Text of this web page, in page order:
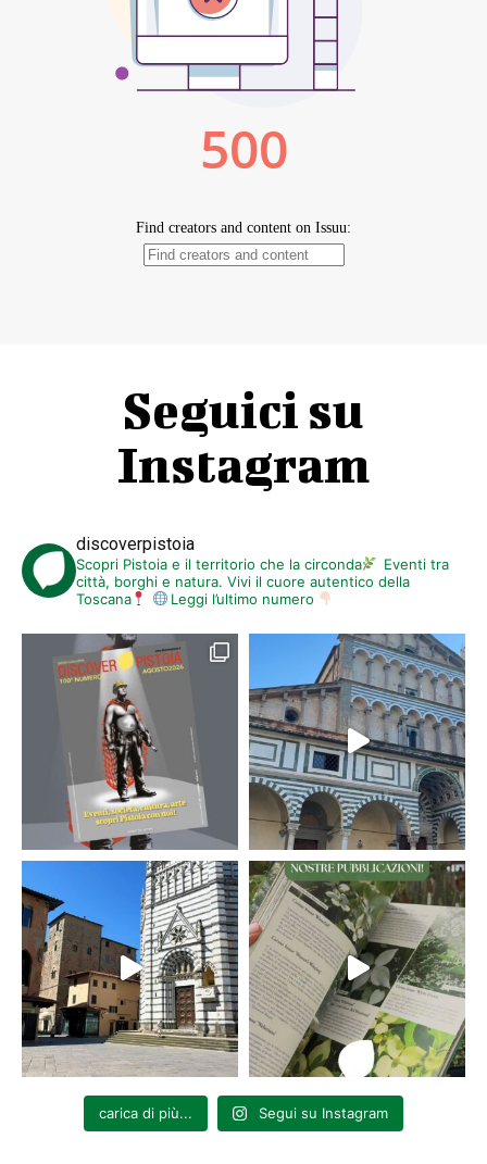
Seguici su
Instagram
discoverpistoia
Scopri Pistoia e il territorio che la circonda
Eventi tra
città, borghi e natura. Vivi il cuore autentico della
Toscana
Leggi l’ultimo numero
carica di più... Segui su Instagram